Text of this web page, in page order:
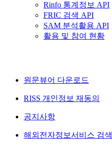
Rinfo 통계정보 API
FRIC 검색 API
SAM 분석활용 API
활용 및 참여 현황
원문뷰어 다운로드
RISS 개인정보 재동의
공지사항
해외전자정보서비스 검색